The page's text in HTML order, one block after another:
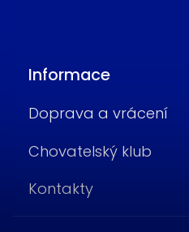
Informace
Doprava a vrácení
Chovatelský klub
Kontakty